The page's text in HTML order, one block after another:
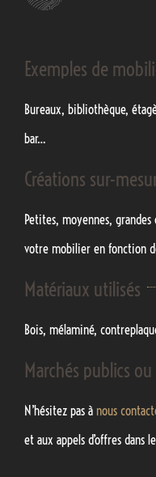
Exemples de
Bureaux, bibliothèque,
bar…
Créations sur-
Petites, moyennes,
votre mobilier en fonction
Matériaux utilisés
Bois, mélaminé,
Marchés publics
N’hésitez pas à nous
et aux appels d’offres dans